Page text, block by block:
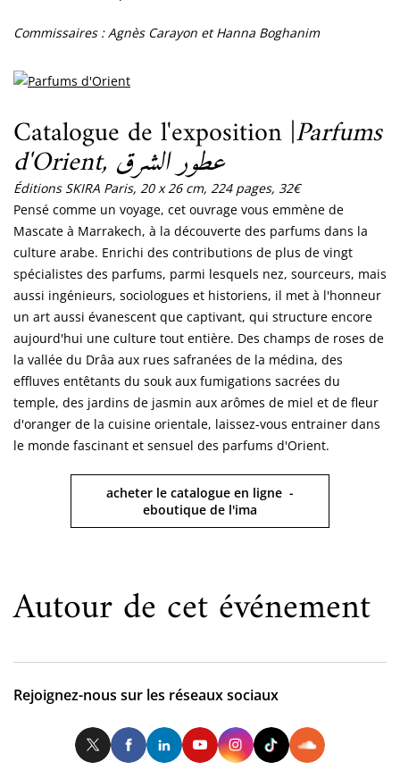
Commissaires : Agnès Carayon et Hanna Boghanim
Catalogue de l'exposition |Parfums
d'Orient, عطور الشرق
Éditions SKIRA Paris, 20 x 26 cm, 224 pages, 32€
Pensé comme un voyage, cet ouvrage vous emmène de
Mascate à Marrakech, à la découverte des parfums dans la
culture arabe. Enrichi des contributions de plus de vingt
spécialistes des parfums, parmi lesquels nez, sourceurs, mais
aussi ingénieurs, sociologues et historiens, il met à l'honneur
un art aussi évanescent que captivant, qui structure encore
aujourd'hui une culture tout entière. Des champs de roses de
la vallée du Drâa aux rues safranées de la médina, des
effluves entêtants du souk aux fumigations sacrées du
temple, des jardins de jasmin aux arômes de miel et de fleur
d'oranger de la cuisine orientale, laissez-vous entrainer dans
le monde fascinant et sensuel des parfums d'Orient.
acheter le catalogue en ligne -
eboutique de l'ima
Autour de cet événement
Rejoignez-nous sur les réseaux sociaux
TwitterFacebookLinkedInYoutubeInstagram